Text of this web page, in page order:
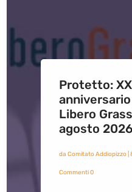
Protetto:
Libero
agosto 2026
da Comitato Addiopizzo|
Commenti 0